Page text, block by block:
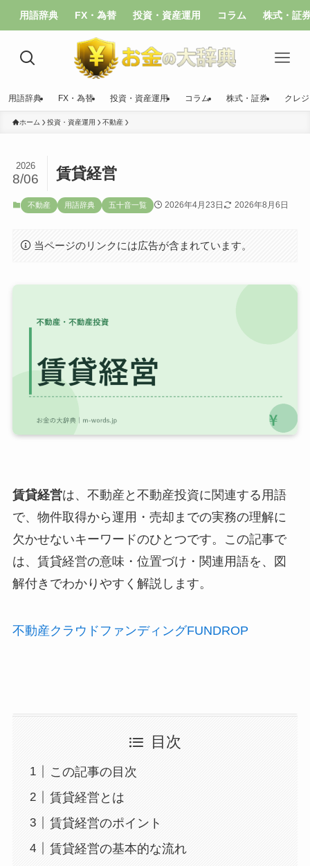
用語辞典 FX・為替 投資・資産運用 コラム 株式・証
用語辞典 FX・為替 投資・資産運用 コラム 株式・証券 クレ
ホーム 投資・資産運用 不動産
賃貸経営
2026
8/06
不動産 用語辞典 五十音一覧 2026年4月23日 2026年8月6日
当ページのリンクには広告が含まれています。
賃貸経営は、不動産と不動産投資に関連する用語
で、物件取得から運用・売却までの実務の理解に
欠かせないキーワードのひとつです。この記事で
は、賃貸経営の意味・位置づけ・関連用語を、図
解付きでわかりやすく解説します。
不動産クラウドファンディングFUNDROP
目次
この記事の目次
賃貸経営とは
賃貸経営のポイント
賃貸経営の基本的な流れ